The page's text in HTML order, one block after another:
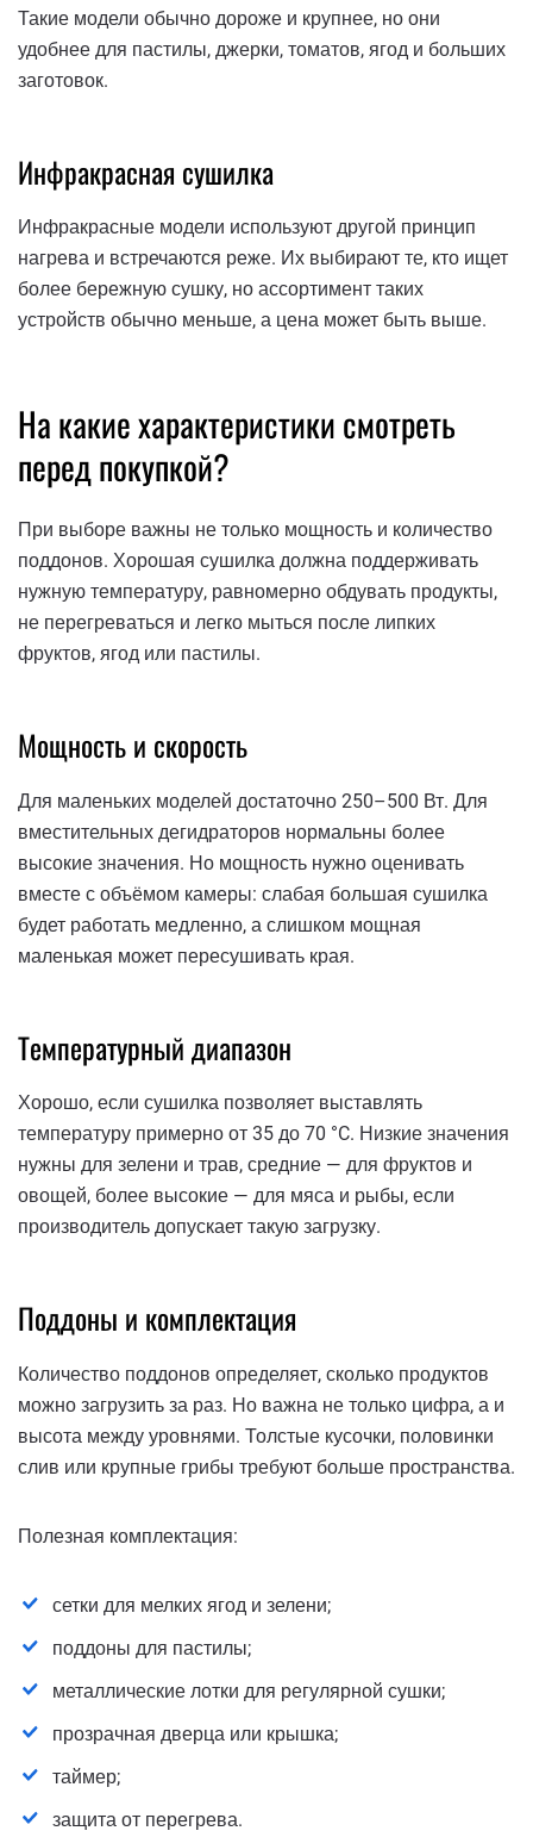
Такие модели обычно дороже и крупнее, но они
удобнее для пастилы, джерки, томатов, ягод и больших
заготовок.
Инфракрасная сушилка
Инфракрасные модели используют другой принцип
нагрева и встречаются реже. Их выбирают те, кто ищет
более бережную сушку, но ассортимент таких
устройств обычно меньше, а цена может быть выше.
На какие характеристики смотреть
перед покупкой?
При выборе важны не только мощность и количество
поддонов. Хорошая сушилка должна поддерживать
нужную температуру, равномерно обдувать продукты,
не перегреваться и легко мыться после липких
фруктов, ягод или пастилы.
Мощность и скорость
Для маленьких моделей достаточно 250–500 Вт. Для
вместительных дегидраторов нормальны более
высокие значения. Но мощность нужно оценивать
вместе с объёмом камеры: слабая большая сушилка
будет работать медленно, а слишком мощная
маленькая может пересушивать края.
Температурный диапазон
Хорошо, если сушилка позволяет выставлять
температуру примерно от 35 до 70 °C. Низкие значения
нужны для зелени и трав, средние — для фруктов и
овощей, более высокие — для мяса и рыбы, если
производитель допускает такую загрузку.
Поддоны и комплектация
Количество поддонов определяет, сколько продуктов
можно загрузить за раз. Но важна не только цифра, а и
высота между уровнями. Толстые кусочки, половинки
слив или крупные грибы требуют больше пространства.
Полезная комплектация:
сетки для мелких ягод и зелени;
поддоны для пастилы;
металлические лотки для регулярной сушки;
прозрачная дверца или крышка;
таймер;
защита от перегрева.